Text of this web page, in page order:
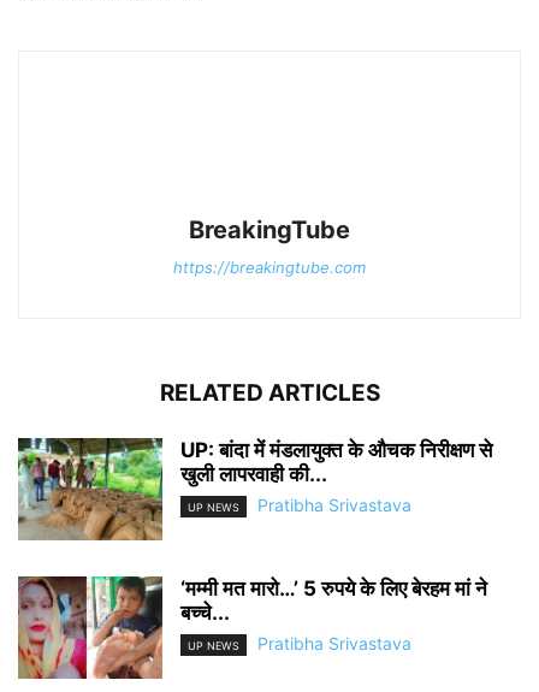
BreakingTube
https://breakingtube.com
RELATED ARTICLES
UP: बांदा में मंडलायुक्त के औचक निरीक्षण से
खुली लापरवाही की...
UP NEWS Pratibha Srivastava
‘मम्मी मत मारो…’ 5 रुपये के लिए बेरहम मां ने
बच्चे...
UP NEWS Pratibha Srivastava